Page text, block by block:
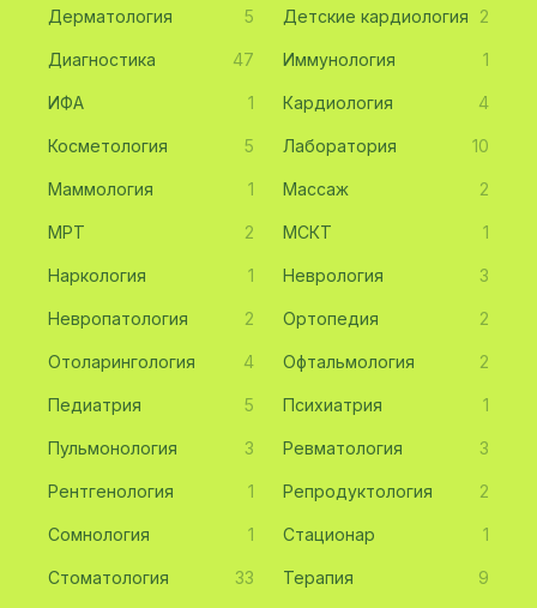
Дерматология 5 Детские кардиология 2
Диагностика 47 Иммунология 1
ИФА 1 Кардиология 4
Косметология 5 Лаборатория 10
Маммология 1 Массаж 2
МРТ 2 МСКТ 1
Наркология 1 Неврология 3
Невропатология 2 Ортопедия 2
Отоларингология 4 Офтальмология 2
Педиатрия 5 Психиатрия 1
Пульмонология 3 Ревматология 3
Рентгенология 1 Репродуктология 2
Сомнология 1 Стационар 1
Стоматология 33 Терапия 9